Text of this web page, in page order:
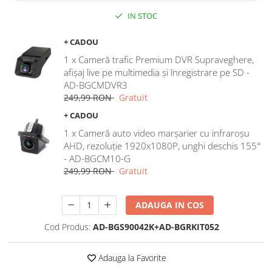
Rame adaptoare Chrysler
Rame adaptoare Isuzu
Rame adaptoare Subaru
Rame adaptoare Iveco
Rame adaptoare Smart
Rame adaptoare Ssangyong
Rame adaptoare Hummer
Camere marșarier auto
IN STOC
+ CADOU
1 x Cameră trafic Premium DVR Supraveghere,
afișaj live pe multimedia și înregistrare pe SD -
AD-BGCMDVR3
249,99 RON Gratuit
+ CADOU
1 x Cameră auto video marșarier cu infraroșu
AHD, rezoluție 1920x1080P, unghi deschis 155°
- AD-BGCM10-G
249,99 RON Gratuit
ADAUGA IN COS
Cod Produs: AD-BGS90042K+AD-BGRKIT052
Adauga la Favorite